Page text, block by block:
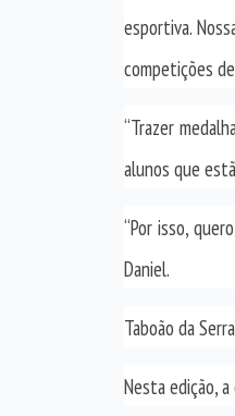
esportiva.
competições
“Trazer
alunos que
“Por isso,
Daniel.
Taboão da
Nesta edição,